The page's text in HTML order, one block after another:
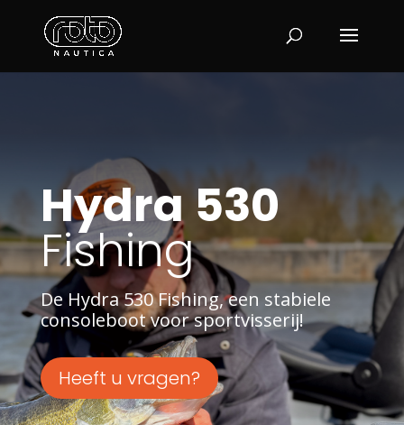
Hydra 530
Fishing
De Hydra 530 Fishing, een stabiele
consoleboot voor sportvisserij!
Heeft u vragen?